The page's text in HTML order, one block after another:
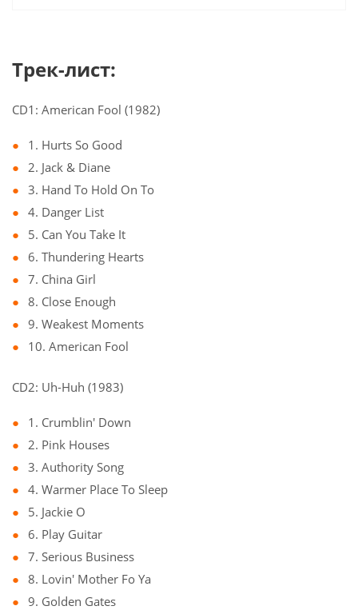
Трек-лист:
CD1: American Fool (1982)
1. Hurts So Good
2. Jack & Diane
3. Hand To Hold On To
4. Danger List
5. Can You Take It
6. Thundering Hearts
7. China Girl
8. Close Enough
9. Weakest Moments
10. American Fool
CD2: Uh-Huh (1983)
1. Crumblin' Down
2. Pink Houses
3. Authority Song
4. Warmer Place To Sleep
5. Jackie O
6. Play Guitar
7. Serious Business
8. Lovin' Mother Fo Ya
9. Golden Gates